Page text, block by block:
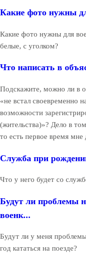
Какие фото нужны
Какие фото нужны для
белые, с уголком?
Что написать в
Подскажите, можно ли в
«не встал своевременно
возможности
(жительства)»? Дело в
то есть первое время мне
Служба при
Что у него будет со
Будут ли проблемы
военк...
Будут ли у меня проблемы
год кататься на поезде?